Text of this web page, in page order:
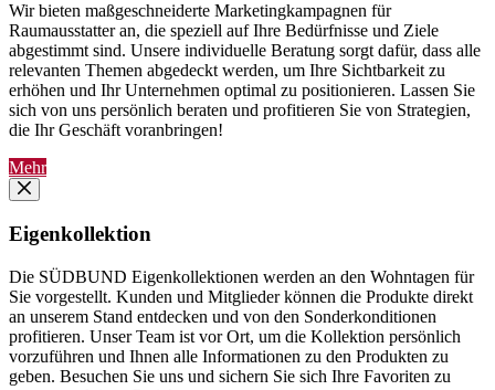
Wir bieten maßgeschneiderte Marketingkampagnen für
Raumausstatter an, die speziell auf Ihre Bedürfnisse und Ziele
abgestimmt sind. Unsere individuelle Beratung sorgt dafür, dass alle
relevanten Themen abgedeckt werden, um Ihre Sichtbarkeit zu
erhöhen und Ihr Unternehmen optimal zu positionieren. Lassen Sie
sich von uns persönlich beraten und profitieren Sie von Strategien,
die Ihr Geschäft voranbringen!
Mehr
Eigenkollektion
Die SÜDBUND Eigenkollektionen werden an den Wohntagen für
Sie vorgestellt. Kunden und Mitglieder können die Produkte direkt
an unserem Stand entdecken und von den Sonderkonditionen
profitieren. Unser Team ist vor Ort, um die Kollektion persönlich
vorzuführen und Ihnen alle Informationen zu den Produkten zu
geben. Besuchen Sie uns und sichern Sie sich Ihre Favoriten zu